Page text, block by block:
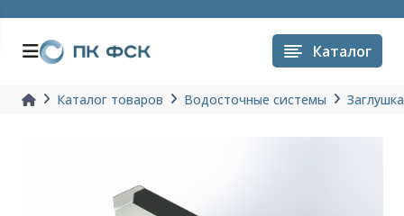
Каталог
Каталог товаров Водосточные системы